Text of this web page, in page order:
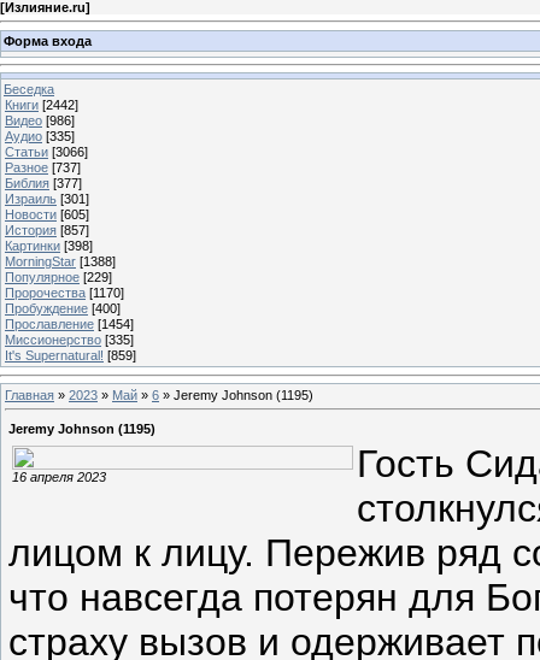
[Излияние.ru]
Форма входа
Беседка
Книги [2442]
Видео [986]
Аудио [335]
Статьи [3066]
Разное [737]
Библия [377]
Израиль [301]
Новости [605]
История [857]
Картинки [398]
MorningStar [1388]
Популярное [229]
Пророчества [1170]
Пробуждение [400]
Прославление [1454]
Миссионерство [335]
It's Supernatural! [859]
Главная » 2023 » Май » 6 » Jeremy Johnson (1195)
Jeremy Johnson (1195)
16 апреля 2023
Гость
лицом к лицу. Пережив ряд
что навсегда потерян для
страху вызов и одерживает